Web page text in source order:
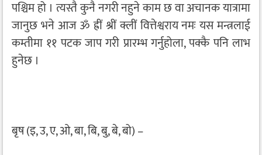
पश्चिम हो । त्यस्तै कुनै नगरी नहुने काम छ वा अचानक यात्रामा
जानुछ भने आज ॐ ह्रीं श्रीं क्लीं वित्तेश्वराय नमः यस मन्त्रलाई
कम्तीमा ११ पटक जाप गरी प्रारम्भ गर्नुहोला, पक्कै पनि लाभ
हुनेछ ।
बृष (इ, उ, ए, ओ, बा, बि, बु, बे, बो) –